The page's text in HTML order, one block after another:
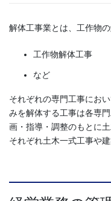
解体工事業とは、工作物
工作物解体工事
など
それぞれの専門工事にお
みを解体する工事は各専
画・指導・調整のもとに
それぞれ土木一式工事や